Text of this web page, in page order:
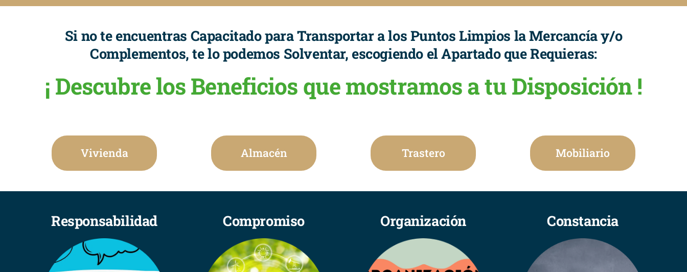
Si no te encuentras Capacitado para Transportar a los Puntos Limpios la Mercancía y/o
Complementos, te lo podemos Solventar, escogiendo el Apartado que Requieras:
¡ Descubre los Beneficios que mostramos a tu Disposición !
Vivienda Almacén Trastero Mobiliario
Responsabilidad Compromiso Organización Constancia